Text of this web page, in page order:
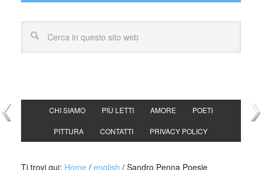
CHI SIAMO PIÙ LETTI AMORE POETI
PITTURA CONTATTI PRIVACY POLICY
Ti trovi qui: Home / english /Sandro Penna Poesie